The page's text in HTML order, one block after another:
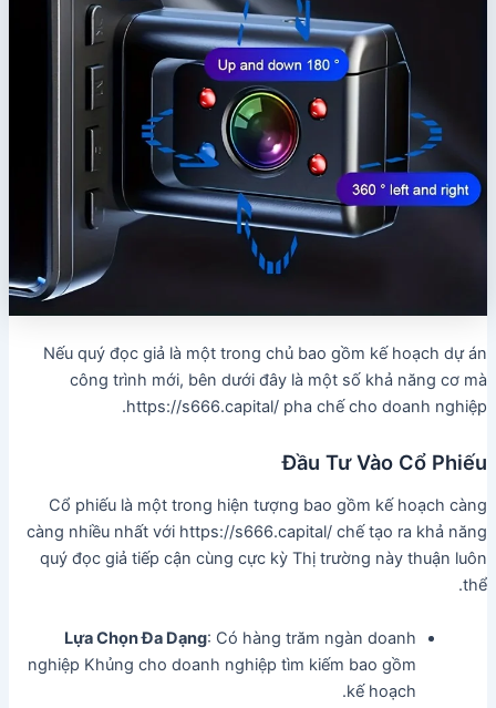
Nếu quý đọc giả là một trong chủ bao gồm kế hoạch dự án
công trình mới, bên dưới đây là một số khả năng cơ mà
https://s666.capital/ pha chế cho doanh nghiệp.
Đầu Tư Vào Cổ Phiếu
Cổ phiếu là một trong hiện tượng bao gồm kế hoạch càng
càng nhiều nhất với https://s666.capital/ chế tạo ra khả năng
quý đọc giả tiếp cận cùng cực kỳ Thị trường này thuận luôn
thể.
Lựa Chọn Đa Dạng: Có hàng trăm ngàn doanh
nghiệp Khủng cho doanh nghiệp tìm kiếm bao gồm
kế hoạch.